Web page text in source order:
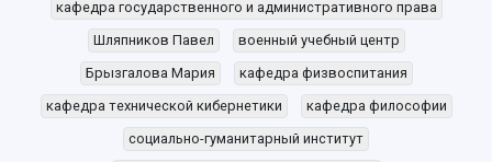
Наблюдательный совет
Ректорат
СМИ об университете
Пресс-центр
Газета "Полет"
Газета "Самарский университет"
Аспирантура
Формы обучения
Учебные планы
Институты и факультеты
Конкурс на замещение должностей научных
работников
Научно-технический совет
Научные проекты и темы
кафедра государственного и административного права
Шляпников Павел
военный учебный центр
Брызгалова Мария
кафедра физвоспитания
кафедра технической кибернетики
кафедра философии
социально-гуманитарный институт